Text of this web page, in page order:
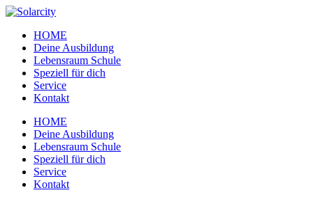
Zum
wechselnHOME
Deine Ausbildung
Lebensraum Schule
Speziell für dich
Service
Kontakt
Menü
HOME
Deine Ausbildung
Lebensraum Schule
Speziell für dich
Service
Kontakt